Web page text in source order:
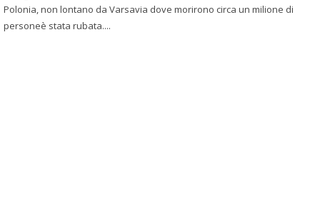
Polonia, non lontano da Varsavia dove morirono circa un milione di
personeè stata rubata....